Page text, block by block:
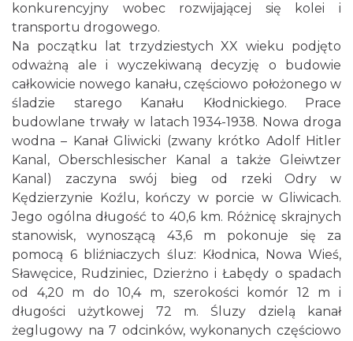
konkurencyjny wobec rozwijającej się kolei i
transportu drogowego.
Na początku lat trzydziestych XX wieku podjęto
odważną ale i wyczekiwaną decyzję o budowie
całkowicie nowego kanału, częściowo położonego w
śladzie starego Kanału Kłodnickiego. Prace
budowlane trwały w latach 1934-1938. Nowa droga
wodna – Kanał Gliwicki (zwany krótko Adolf Hitler
Kanal, Oberschlesischer Kanal a także Gleiwtzer
Kanal) zaczyna swój bieg od rzeki Odry w
Kędzierzynie Koźlu, kończy w porcie w Gliwicach.
Jego ogólna długość to 40,6 km. Różnicę skrajnych
stanowisk, wynoszącą 43,6 m pokonuje się za
pomocą 6 bliźniaczych śluz: Kłodnica, Nowa Wieś,
Sławęcice, Rudziniec, Dzierżno i Łabędy o spadach
od 4,20 m do 10,4 m, szerokości komór 12 m i
długości użytkowej 72 m. Śluzy dzielą kanał
żeglugowy na 7 odcinków, wykonanych częściowo